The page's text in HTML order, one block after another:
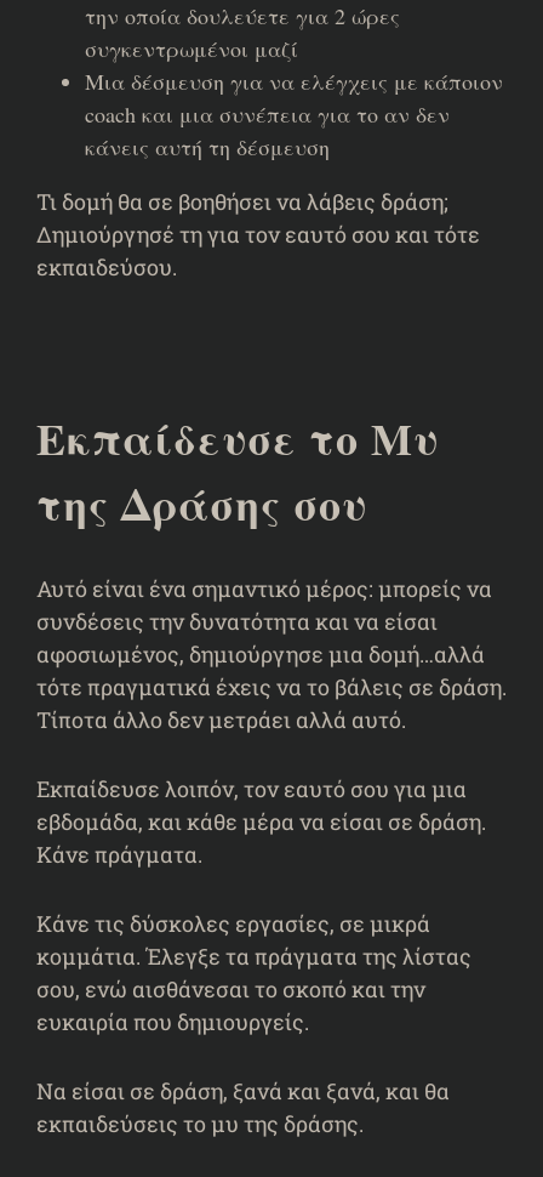
την οποία δουλεύετε για 2 ώρες
συγκεντρωμένοι μαζί
Μια δέσμευση για να ελέγχεις με κάποιον
coach και μια συνέπεια για το αν δεν
κάνεις αυτή τη δέσμευση
Τι δομή θα σε βοηθήσει να λάβεις δράση;
Δημιούργησέ τη για τον εαυτό σου και τότε
εκπαιδεύσου.
Εκπαίδευσε το Μυ
της Δράσης σου
Αυτό είναι ένα σημαντικό μέρος: μπορείς να
συνδέσεις την δυνατότητα και να είσαι
αφοσιωμένος, δημιούργησε μια δομή…αλλά
τότε πραγματικά έχεις να το βάλεις σε δράση.
Τίποτα άλλο δεν μετράει αλλά αυτό.
Εκπαίδευσε λοιπόν, τον εαυτό σου για μια
εβδομάδα, και κάθε μέρα να είσαι σε δράση.
Κάνε πράγματα.
Κάνε τις δύσκολες εργασίες, σε μικρά
κομμάτια. Έλεγξε τα πράγματα της λίστας
σου, ενώ αισθάνεσαι το σκοπό και την
ευκαιρία που δημιουργείς.
Να είσαι σε δράση, ξανά και ξανά, και θα
εκπαιδεύσεις το μυ της δράσης.